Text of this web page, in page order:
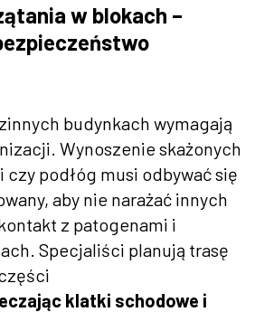
w blokach –
budynkach wymagają
Wynoszenie skażonych
czy podłóg musi odbywać się
aby nie narażać innych
z patogenami i
Specjaliści planują trasę
klatki schodowe i